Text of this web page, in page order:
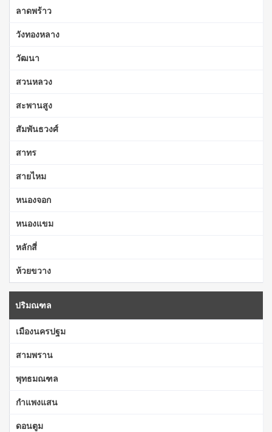
ลาดพร้าว
วังทองหลาง
วัฒนา
สวนหลวง
สะพานสูง
สัมพันธวงศ์
สาทร
สายไหม
หนองจอก
หนองแขม
หลักสี่
ห้วยขวาง
ปริมณฑล
เมืองนครปฐม
สามพราน
พุทธมณฑล
กำแพงแสน
ดอนตูม